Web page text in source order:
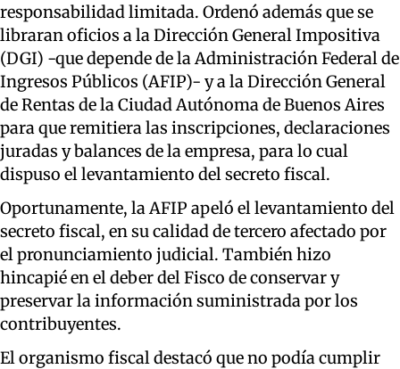
responsabilidad limitada. Ordenó además que se
libraran oficios a la Dirección General Impositiva
(DGI) -que depende de la Administración Federal de
Ingresos Públicos (AFIP)- y a la Dirección General
de Rentas de la Ciudad Autónoma de Buenos Aires
para que remitiera las inscripciones, declaraciones
juradas y balances de la empresa, para lo cual
dispuso el levantamiento del secreto fiscal.
Oportunamente, la AFIP apeló el levantamiento del
secreto fiscal, en su calidad de tercero afectado por
el pronunciamiento judicial. También hizo
hincapié en el deber del Fisco de conservar y
preservar la información suministrada por los
contribuyentes.
El organismo fiscal destacó que no podía cumplir